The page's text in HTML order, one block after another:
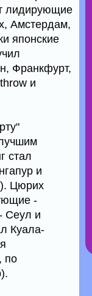
лидирующие
Амстердам,
японские
Франкфурт,
и
стал
и
Цюрих
-
Сеул и
Куала-
по